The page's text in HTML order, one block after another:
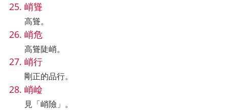
峭聳
高聳。
峭危
高聳陡峭。
峭行
剛正的品行。
峭崄
見「峭險」。